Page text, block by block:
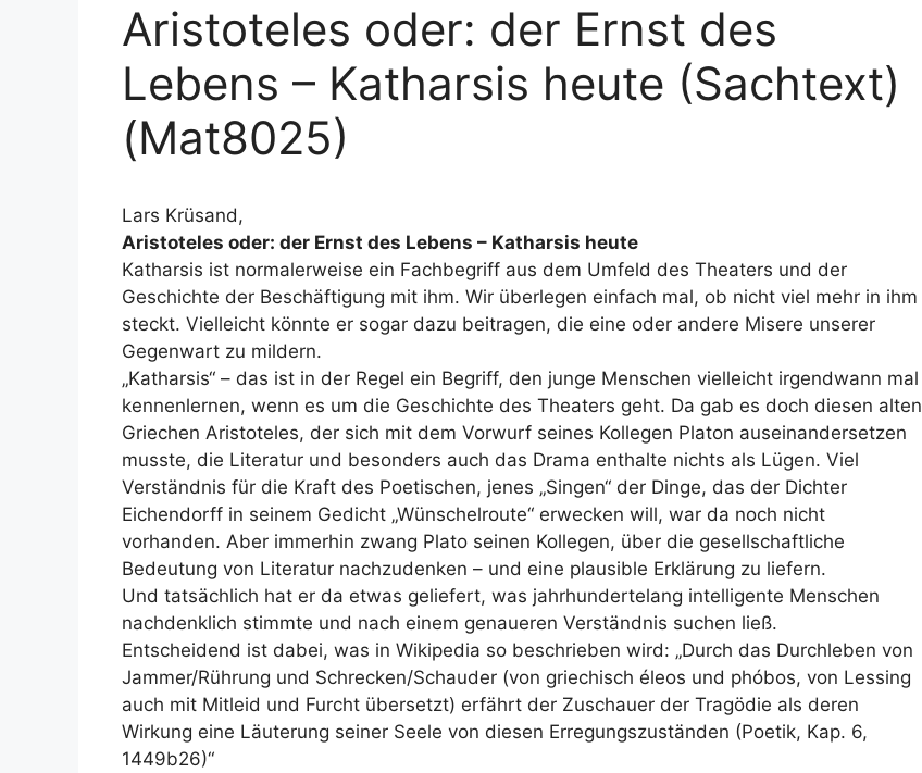
Aristoteles oder: der Ernst des
Lebens – Katharsis heute (Sachtext)
(Mat8025)
Lars Krüsand,
Aristoteles oder: der Ernst des Lebens – Katharsis heute
Katharsis ist normalerweise ein Fachbegriff aus dem Umfeld des Theaters und der
Geschichte der Beschäftigung mit ihm. Wir überlegen einfach mal, ob nicht viel mehr in ihm
steckt. Vielleicht könnte er sogar dazu beitragen, die eine oder andere Misere unserer
Gegenwart zu mildern.
„Katharsis“ – das ist in der Regel ein Begriff, den junge Menschen vielleicht irgendwann mal
kennenlernen, wenn es um die Geschichte des Theaters geht. Da gab es doch diesen alten
Griechen Aristoteles, der sich mit dem Vorwurf seines Kollegen Platon auseinandersetzen
musste, die Literatur und besonders auch das Drama enthalte nichts als Lügen. Viel
Verständnis für die Kraft des Poetischen, jenes „Singen“ der Dinge, das der Dichter
Eichendorff in seinem Gedicht „Wünschelroute“ erwecken will, war da noch nicht
vorhanden. Aber immerhin zwang Plato seinen Kollegen, über die gesellschaftliche
Bedeutung von Literatur nachzudenken – und eine plausible Erklärung zu liefern.
Und tatsächlich hat er da etwas geliefert, was jahrhundertelang intelligente Menschen
nachdenklich stimmte und nach einem genaueren Verständnis suchen ließ.
Entscheidend ist dabei, was in Wikipedia so beschrieben wird: „Durch das Durchleben von
Jammer/Rührung und Schrecken/Schauder (von griechisch éleos und phóbos, von Lessing
auch mit Mitleid und Furcht übersetzt) erfährt der Zuschauer der Tragödie als deren
Wirkung eine Läuterung seiner Seele von diesen Erregungszuständen (Poetik, Kap. 6,
1449b26)“